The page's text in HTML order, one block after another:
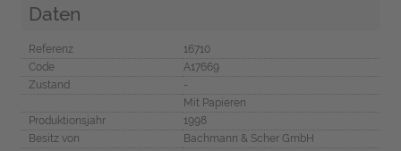
Daten
Referenz
16710
Code
A17669
Zustand
-
Mit Papieren
Produktionsjahr
1998
Besitz von
Bachmann & Scher GmbH